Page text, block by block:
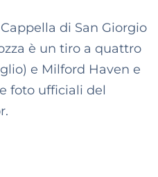
di San Giorgio
è un tiro a quattro
e Milford Haven e
foto ufficiali del